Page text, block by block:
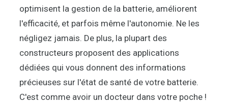
optimisent la gestion de la batterie, améliorent
l'efficacité, et parfois même l'autonomie. Ne les
négligez jamais. De plus, la plupart des
constructeurs proposent des applications
dédiées qui vous donnent des informations
précieuses sur l'état de santé de votre batterie.
C'est comme avoir un docteur dans votre poche !